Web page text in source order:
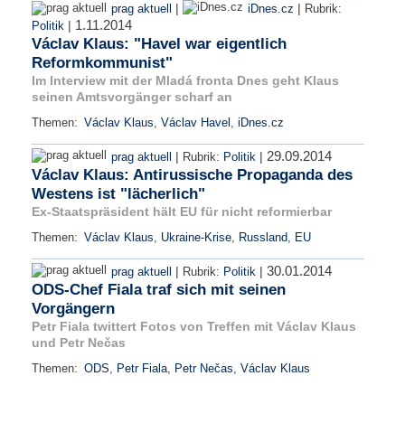
prag aktuell | iDnes.cz | Rubrik:
Politik | 1.11.2014
Václav Klaus: "Havel war eigentlich
Reformkommunist"
Im Interview mit der Mladá fronta Dnes geht Klaus
seinen Amtsvorgänger scharf an
Themen: Václav Klaus, Václav Havel , iDnes.cz
prag aktuell | Rubrik: Politik | 29.09.2014
Václav Klaus: Antirussische Propaganda des
Westens ist "lächerlich"
Ex-Staatspräsident hält EU für nicht reformierbar
Themen: Václav Klaus, Ukraine-Krise, Russland, EU
prag aktuell | Rubrik: Politik | 30.01.2014
ODS-Chef Fiala traf sich mit seinen
Vorgängern
Petr Fiala twittert Fotos von Treffen mit Václav Klaus
und Petr Nečas
Themen: ODS, Petr Fiala, Petr Nečas, Václav Klaus